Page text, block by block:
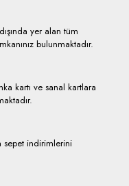
yer alan tüm
bulunmaktadır.
kartı ve sanal kartlara
sepet indirimlerini